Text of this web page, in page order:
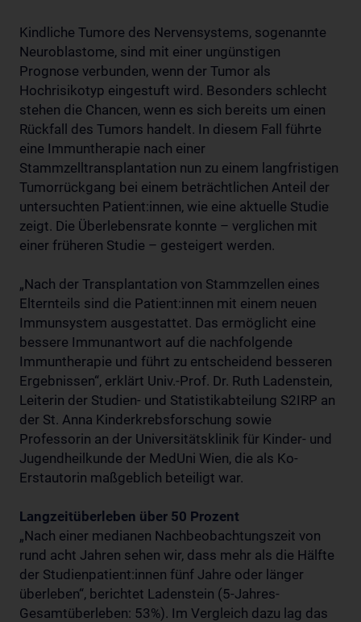
Kindliche Tumore des Nervensystems, sogenannte
Neuroblastome, sind mit einer ungünstigen
Prognose verbunden, wenn der Tumor als
Hochrisikotyp eingestuft wird. Besonders schlecht
stehen die Chancen, wenn es sich bereits um einen
Rückfall des Tumors handelt. In diesem Fall führte
eine Immuntherapie nach einer
Stammzelltransplantation nun zu einem langfristigen
Tumorrückgang bei einem beträchtlichen Anteil der
untersuchten Patient:innen, wie eine aktuelle Studie
zeigt. Die Überlebensrate konnte – verglichen mit
einer früheren Studie – gesteigert werden.
„Nach der Transplantation von Stammzellen eines
Elternteils sind die Patient:innen mit einem neuen
Immunsystem ausgestattet. Das ermöglicht eine
bessere Immunantwort auf die nachfolgende
Immuntherapie und führt zu entscheidend besseren
Ergebnissen“, erklärt Univ.-Prof. Dr. Ruth Ladenstein,
Leiterin der Studien- und Statistikabteilung S2IRP an
der St. Anna Kinderkrebsforschung sowie
Professorin an der Universitätsklinik für Kinder- und
Jugendheilkunde der MedUni Wien, die als Ko-
Erstautorin maßgeblich beteiligt war.
Langzeitüberleben über 50 Prozent
„Nach einer medianen Nachbeobachtungszeit von
rund acht Jahren sehen wir, dass mehr als die Hälfte
der Studienpatient:innen fünf Jahre oder länger
überleben“, berichtet Ladenstein (5-Jahres-
Gesamtüberleben: 53%). Im Vergleich dazu lag das